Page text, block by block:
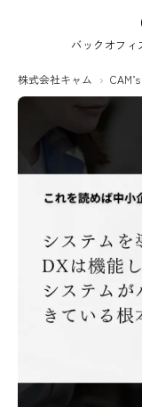
バックオフィ
株式会社キャム